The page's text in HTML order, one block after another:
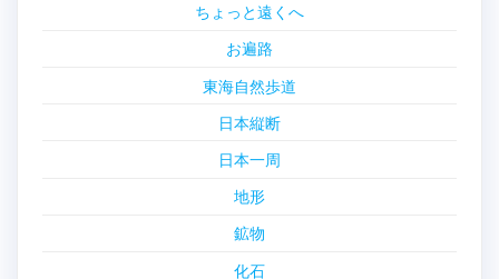
ちょっと遠くへ
お遍路
東海自然歩道
日本縦断
日本一周
地形
鉱物
化石